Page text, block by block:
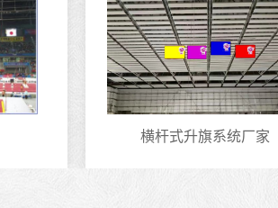
横杆式升旗系统厂家